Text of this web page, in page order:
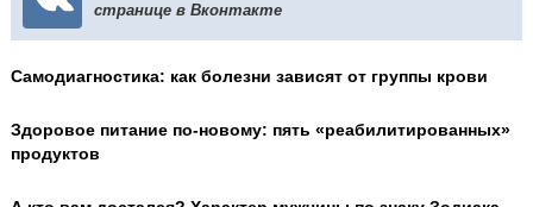
странице в Вконтакте
Самодиагностика: как болезни зависят от группы крови
Здоровое питание по-новому: пять «реабилитированных»
продуктов